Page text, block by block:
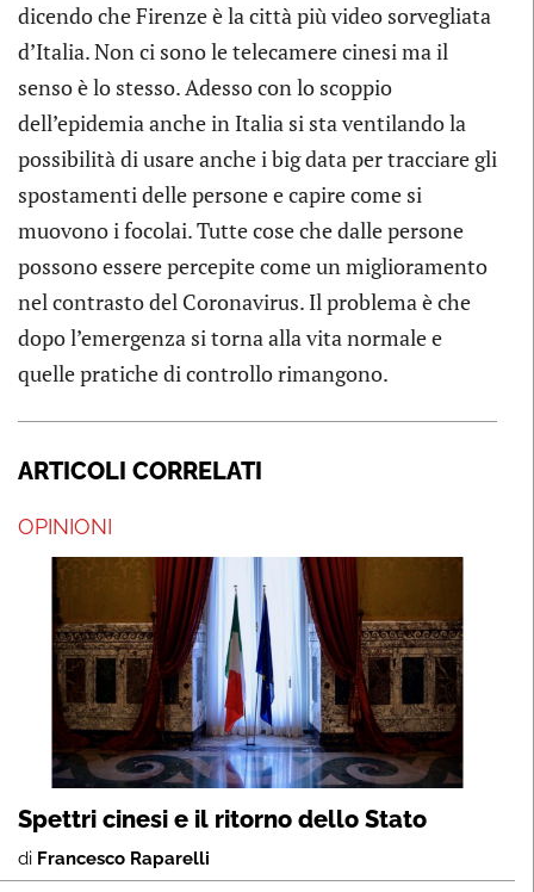
dicendo che Firenze è la città più video sorvegliata
d’Italia. Non ci sono le telecamere cinesi ma il
senso è lo stesso. Adesso con lo scoppio
dell’epidemia anche in Italia si sta ventilando la
possibilità di usare anche i big data per tracciare gli
spostamenti delle persone e capire come si
muovono i focolai. Tutte cose che dalle persone
possono essere percepite come un miglioramento
nel contrasto del Coronavirus. Il problema è che
dopo l’emergenza si torna alla vita normale e
quelle pratiche di controllo rimangono.
ARTICOLI CORRELATI
OPINIONI
Spettri cinesi e il ritorno dello Stato
di Francesco Raparelli